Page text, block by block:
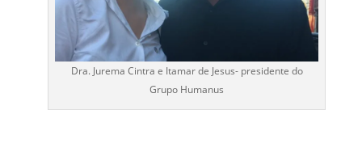
Dra. Jurema Cintra e Itamar de Jesus- presidente do
Grupo Humanus